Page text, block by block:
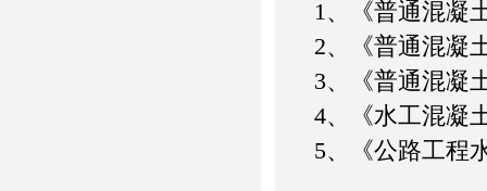
1、《普通混凝
2、《普通混凝
3、《普通混凝
4、《水工混凝
5、《公路工程